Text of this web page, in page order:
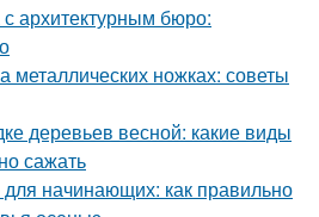
архитектурным бюро:
металлических ножках: советы
деревьев весной: какие виды
сажать
начинающих: как правильно